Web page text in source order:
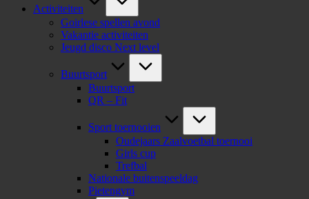
Activiteiten
Goirlese spellen avond
Vakantie activiteiten
Jeugd disco Next level
Buurtsport
Buurtsport
QR – Fit
Sport toernooien
Oudejaars Zaalvoetbal toernooi
Girls cup
Trefbal
Nationale buitenspeeldag
Pietengym